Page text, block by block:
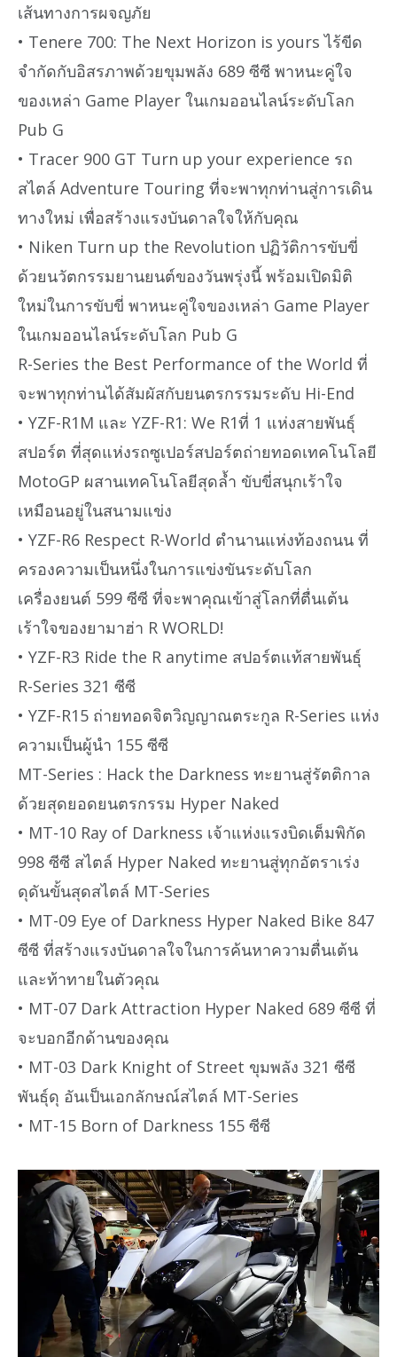
เส้นทางการผจญภัย
• Tenere 700: The Next Horizon is yours ไร้ขีด
จำกัดกับอิสรภาพด้วยขุมพลัง 689 ซีซี พาหนะคู่ใจ
ของเหล่า Game Player ในเกมออนไลน์ระดับโลก
Pub G
• Tracer 900 GT Turn up your experience รถ
สไตล์ Adventure Touring ที่จะพาทุกท่านสู่การเดิน
ทางใหม่ เพื่อสร้างแรงบันดาลใจให้กับคุณ
• Niken Turn up the Revolution ปฏิวัติการขับขี่
ด้วยนวัตกรรมยานยนต์ของวันพรุ่งนี้ พร้อมเปิดมิติ
ใหม่ในการขับขี่ พาหนะคู่ใจของเหล่า Game Player
ในเกมออนไลน์ระดับโลก Pub G
R-Series the Best Performance of the World ที่
จะพาทุกท่านได้สัมผัสกับยนตรกรรมระดับ Hi-End
• YZF-R1M และ YZF-R1: We R1ที่ 1 แห่งสายพันธุ์
สปอร์ต ที่สุดแห่งรถซูเปอร์สปอร์ตถ่ายทอดเทคโนโลยี
MotoGP ผสานเทคโนโลยีสุดล้ำ ขับขี่สนุกเร้าใจ
เหมือนอยู่ในสนามแข่ง
• YZF-R6 Respect R-World ตำนานแห่งท้องถนน ที่
ครองความเป็นหนึ่งในการแข่งขันระดับโลก
เครื่องยนต์ 599 ซีซี ที่จะพาคุณเข้าสู่โลกที่ตื่นเต้น
เร้าใจของยามาฮ่า R WORLD!
• YZF-R3 Ride the R anytime สปอร์ตแท้สายพันธุ์
R-Series 321 ซีซี
• YZF-R15 ถ่ายทอดจิตวิญญาณตระกูล R-Series แห่ง
ความเป็นผู้นำ 155 ซีซี
MT-Series : Hack the Darkness ทะยานสู่รัตติกาล
ด้วยสุดยอดยนตรกรรม Hyper Naked
• MT-10 Ray of Darkness เจ้าแห่งแรงบิดเต็มพิกัด
998 ซีซี สไตล์ Hyper Naked ทะยานสู่ทุกอัตราเร่ง
ดุดันขั้นสุดสไตล์ MT-Series
• MT-09 Eye of Darkness Hyper Naked Bike 847
ซีซี ที่สร้างแรงบันดาลใจในการค้นหาความตื่นเต้น
และท้าทายในตัวคุณ
• MT-07 Dark Attraction Hyper Naked 689 ซีซี ที่
จะบอกอีกด้านของคุณ
• MT-03 Dark Knight of Street ขุมพลัง 321 ซีซี
พันธุ์ดุ อันเป็นเอกลักษณ์สไตล์ MT-Series
• MT-15 Born of Darkness 155 ซีซี